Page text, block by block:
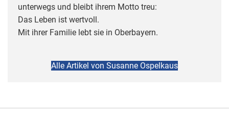
unterwegs und bleibt ihrem Motto treu:
Das Leben ist wertvoll.
Mit ihrer Familie lebt sie in Oberbayern.
Alle Artikel von Susanne Ospelkaus